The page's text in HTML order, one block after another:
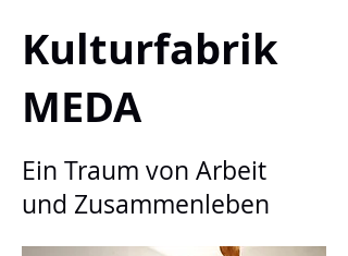
Kulturfabrik
MEDA
Ein Traum von Arbeit
und Zusammenleben